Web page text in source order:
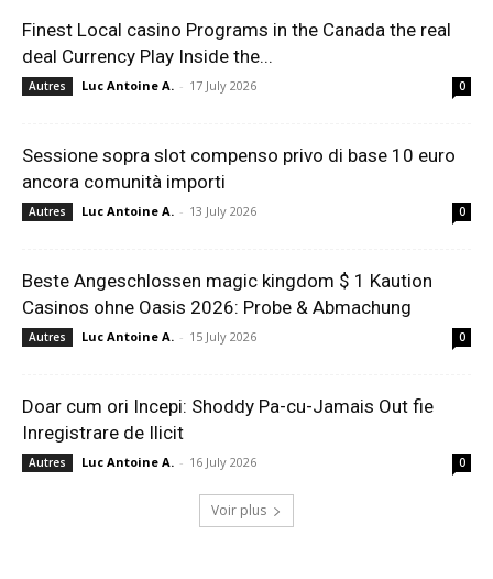
Finest Local casino Programs in the Canada the real
deal Currency Play Inside the...
Autres Luc Antoine A. - 17 July 2026 0
Sessione sopra slot compenso privo di base 10 euro
ancora comunità importi
Autres Luc Antoine A. - 13 July 2026 0
Beste Angeschlossen magic kingdom $ 1 Kaution
Casinos ohne Oasis 2026: Probe & Abmachung
Autres Luc Antoine A. - 15 July 2026 0
Doar cum ori Incepi: Shoddy Pa-cu-Jamais Out fie
Inregistrare de Ilicit
Autres Luc Antoine A. - 16 July 2026 0
Voir plus